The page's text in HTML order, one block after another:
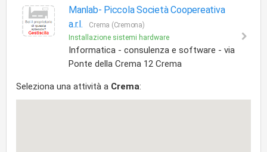
Manlab- Piccola Società Coopereativa
a.r.l.
Crema (Cremona)
Installazione sistemi hardware
Informatica - consulenza e software - via
Ponte della Crema 12 Crema
Seleziona una attività a Crema: